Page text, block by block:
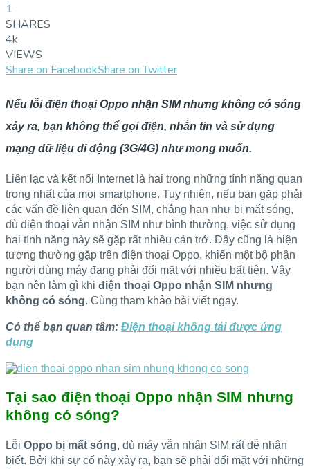
1
SHARES
4k
VIEWS
Share on FacebookShare on Twitter
Nếu lỗi điện thoại Oppo nhận SIM nhưng không có sóng
xảy ra, bạn không thể gọi điện, nhắn tin và sử dụng
mạng dữ liệu di động (3G/4G) như mong muốn.
Liên lạc và kết nối Internet là hai trong những tính năng quan
trọng nhất của mọi smartphone. Tuy nhiên, nếu bạn gặp phải
các vấn đề liên quan đến SIM, chẳng hạn như bị mất sóng,
dù điện thoại vẫn nhận SIM như bình thường, việc sử dụng
hai tính năng này sẽ gặp rất nhiều cản trở. Đây cũng là hiện
tượng thường gặp trên điện thoại Oppo, khiến một bộ phận
người dùng máy đang phải đối mặt với nhiều bất tiện. Vậy
bạn nên làm gì khi điện thoại Oppo nhận SIM nhưng
không có sóng. Cùng tham khảo bài viết ngay.
Có thể bạn quan tâm: Điện thoại không tải được ứng
dụng
Tại sao điện thoại Oppo nhận SIM nhưng
không có sóng?
Lỗi Oppo bị mất sóng, dù máy vẫn nhận SIM rất dễ nhận
biết. Bởi khi sự cố này xảy ra, bạn sẽ phải đối mặt với những